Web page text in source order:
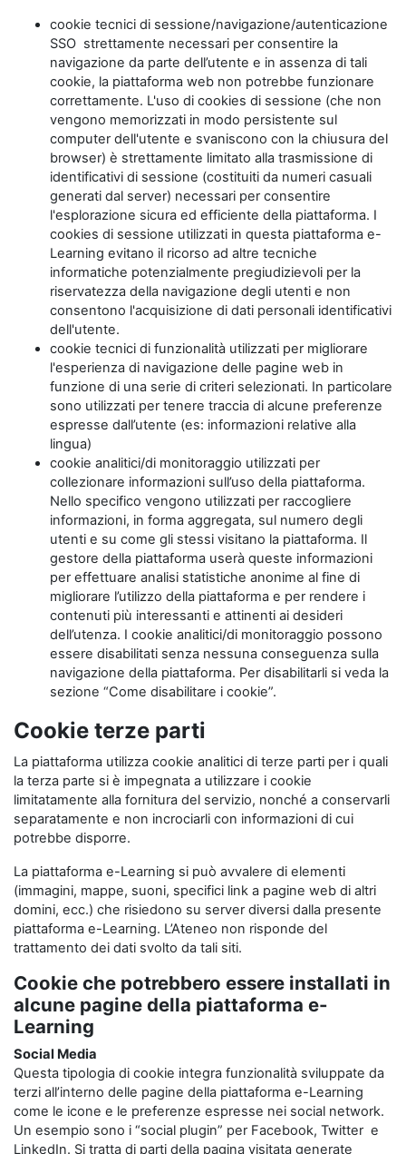
cookie tecnici di sessione/navigazione/autenticazione
SSO strettamente necessari per consentire la
navigazione da parte dell’utente e in assenza di tali
cookie, la piattaforma web non potrebbe funzionare
correttamente. L'uso di cookies di sessione (che non
vengono memorizzati in modo persistente sul
computer dell'utente e svaniscono con la chiusura del
browser) è strettamente limitato alla trasmissione di
identificativi di sessione (costituiti da numeri casuali
generati dal server) necessari per consentire
l'esplorazione sicura ed efficiente della piattaforma. I
cookies di sessione utilizzati in questa piattaforma e-
Learning evitano il ricorso ad altre tecniche
informatiche potenzialmente pregiudizievoli per la
riservatezza della navigazione degli utenti e non
consentono l'acquisizione di dati personali identificativi
dell'utente.
cookie tecnici di funzionalità utilizzati per migliorare
l'esperienza di navigazione delle pagine web in
funzione di una serie di criteri selezionati. In particolare
sono utilizzati per tenere traccia di alcune preferenze
espresse dall’utente (es: informazioni relative alla
lingua)
cookie analitici/di monitoraggio utilizzati per
collezionare informazioni sull’uso della piattaforma.
Nello specifico vengono utilizzati per raccogliere
informazioni, in forma aggregata, sul numero degli
utenti e su come gli stessi visitano la piattaforma. Il
gestore della piattaforma userà queste informazioni
per effettuare analisi statistiche anonime al fine di
migliorare l’utilizzo della piattaforma e per rendere i
contenuti più interessanti e attinenti ai desideri
dell’utenza. I cookie analitici/di monitoraggio possono
essere disabilitati senza nessuna conseguenza sulla
navigazione della piattaforma. Per disabilitarli si veda la
sezione “Come disabilitare i cookie”.
Cookie terze parti
La piattaforma utilizza cookie analitici di terze parti per i quali
la terza parte si è impegnata a utilizzare i cookie
limitatamente alla fornitura del servizio, nonché a conservarli
separatamente e non incrociarli con informazioni di cui
potrebbe disporre.
La piattaforma e-Learning si può avvalere di elementi
(immagini, mappe, suoni, specifici link a pagine web di altri
domini, ecc.) che risiedono su server diversi dalla presente
piattaforma e-Learning. L’Ateneo non risponde del
trattamento dei dati svolto da tali siti.
Cookie che potrebbero essere installati in
alcune pagine della piattaforma e-
Learning
Social Media
Questa tipologia di cookie integra funzionalità sviluppate da
terzi all’interno delle pagine della piattaforma e-Learning
come le icone e le preferenze espresse nei social network.
Un esempio sono i “social plugin” per Facebook, Twitter e
LinkedIn. Si tratta di parti della pagina visitata generate